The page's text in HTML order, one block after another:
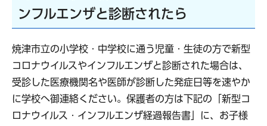
ンフルエンザと診断されたら
焼津市立の小学校・中学校に通う児童・生徒の方で新型
コロナウイルスやインフルエンザと診断された場合は、
受診した医療機関名や医師が診断した発症日等を速やか
に学校へ御連絡ください。保護者の方は下記の「新型コ
ロナウイルス・インフルエンザ経過報告書」に、お子様